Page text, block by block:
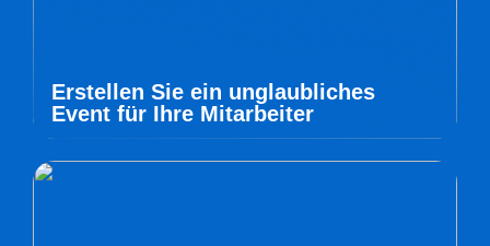
Erstellen Sie ein unglaubliches
Event für Ihre Mitarbeiter